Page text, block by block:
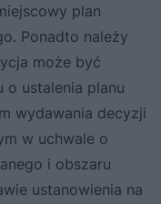
plan
Ponadto należy
może być
o ustalenia planu
wydawania decyzji
w uchwale o
i obszaru
ustanowienia na